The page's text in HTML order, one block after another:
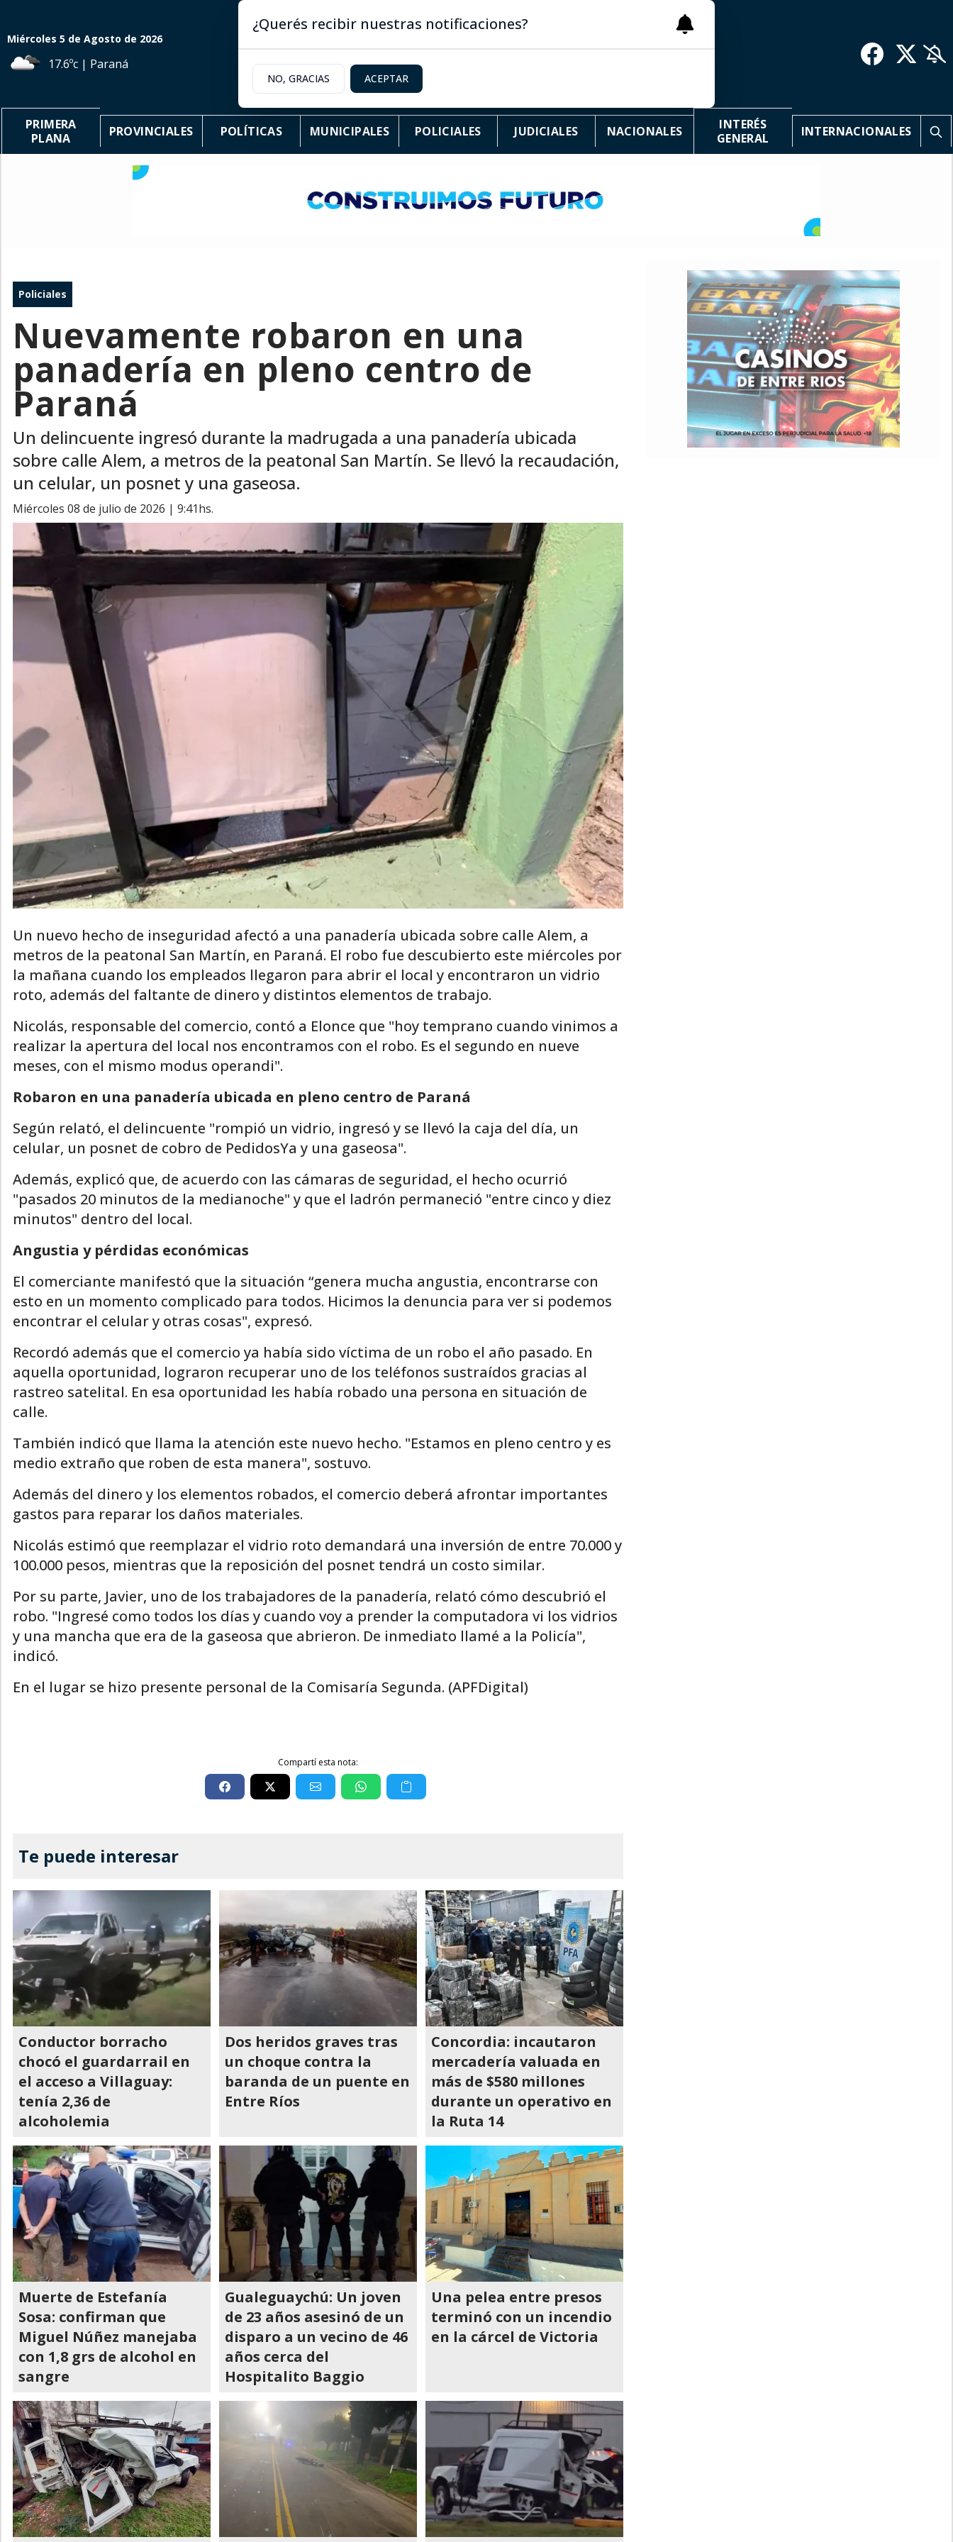
Miércoles 5 de Agosto de 2026
17.6ºc | Paraná
PRIMERA
PLANA
PROVINCIALES POLÍTICAS MUNICIPALES POLICIALES JUDICIALES NACIONALES
INTERÉS
GENERAL
INTERNACIONALES
Policiales
Nuevamente robaron en una
panadería en pleno centro de
Paraná
Un delincuente ingresó durante la madrugada a una panadería ubicada
sobre calle Alem, a metros de la peatonal San Martín. Se llevó la recaudación,
un celular, un posnet y una gaseosa.
miércoles 08 de julio de 2026 | 9:41hs.
Un nuevo hecho de inseguridad afectó a una panadería ubicada sobre calle Alem, a
metros de la peatonal San Martín, en Paraná. El robo fue descubierto este miércoles por
la mañana cuando los empleados llegaron para abrir el local y encontraron un vidrio
roto, además del faltante de dinero y distintos elementos de trabajo.
Nicolás, responsable del comercio, contó a Elonce que "hoy temprano cuando vinimos a
realizar la apertura del local nos encontramos con el robo. Es el segundo en nueve
meses, con el mismo modus operandi".
Robaron en una panadería ubicada en pleno centro de Paraná
Según relató, el delincuente "rompió un vidrio, ingresó y se llevó la caja del día, un
celular, un posnet de cobro de PedidosYa y una gaseosa".
Además, explicó que, de acuerdo con las cámaras de seguridad, el hecho ocurrió
"pasados 20 minutos de la medianoche" y que el ladrón permaneció "entre cinco y diez
minutos" dentro del local.
Angustia y pérdidas económicas
El comerciante manifestó que la situación “genera mucha angustia, encontrarse con
esto en un momento complicado para todos. Hicimos la denuncia para ver si podemos
encontrar el celular y otras cosas", expresó.
Recordó además que el comercio ya había sido víctima de un robo el año pasado. En
aquella oportunidad, lograron recuperar uno de los teléfonos sustraídos gracias al
rastreo satelital. En esa oportunidad les había robado una persona en situación de
calle.
También indicó que llama la atención este nuevo hecho. "Estamos en pleno centro y es
medio extraño que roben de esta manera", sostuvo.
Además del dinero y los elementos robados, el comercio deberá afrontar importantes
gastos para reparar los daños materiales.
Nicolás estimó que reemplazar el vidrio roto demandará una inversión de entre 70.000 y
100.000 pesos, mientras que la reposición del posnet tendrá un costo similar.
Por su parte, Javier, uno de los trabajadores de la panadería, relató cómo descubrió el
robo. "Ingresé como todos los días y cuando voy a prender la computadora vi los vidrios
y una mancha que era de la gaseosa que abrieron. De inmediato llamé a la Policía",
indicó.
En el lugar se hizo presente personal de la Comisaría Segunda. (APFDigital)
Compartí esta nota:
Te puede interesar
Conductor borracho
chocó el guardarrail en
el acceso a Villaguay:
tenía 2,36 de
alcoholemia
Dos heridos graves tras
un choque contra la
baranda de un puente en
Entre Ríos
Concordia: incautaron
mercadería valuada en
más de $580 millones
durante un operativo en
la Ruta 14
Muerte de Estefanía
Sosa: confirman que
Miguel Núñez manejaba
con 1,8 grs de alcohol en
sangre
Gualeguaychú: Un joven
de 23 años asesinó de un
disparo a un vecino de 46
años cerca del
Hospitalito Baggio
Una pelea entre presos
terminó con un incendio
en la cárcel de Victoria
¿Querés recibir nuestras notificaciones?
NO, GRACIAS ACEPTAR